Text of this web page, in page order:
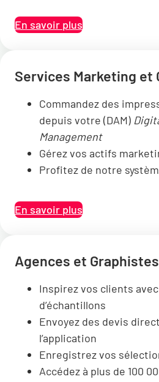
En savoir plus
Services Marketing et
Commandez des
depuis votre (DAM)
Management
Gérez vos actifs
Profitez de notre
En savoir plus
Agences et Graphistes
Inspirez vos clients
d’échantillons
Envoyez des devis
l’application
Enregistrez vos
Accédez à plus de 100